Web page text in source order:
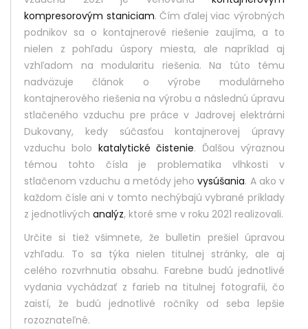
kompresorovým staniciam. Čím ďalej viac výrobných
podnikov sa o kontajnerové riešenie zaujíma, a to
nielen z pohľadu úspory miesta, ale napríklad aj
vzhľadom na modularitu riešenia. Na túto tému
nadväzuje článok o výrobe modulárneho
kontajnerového riešenia na výrobu a následnú úpravu
stlačeného vzduchu pre práce v Jadrovej elektrárni
Dukovany, kedy súčasťou kontajnerovej úpravy
vzduchu bolo katalytické čistenie. Ďalšou výraznou
témou tohto čísla je problematika vlhkosti v
stlačenom vzduchu a metódy jehovysúšania. A ako v
každom čísle ani v tomto nechýbajú vybrané príklady
z jednotlivých analýz, ktoré sme v roku 2021 realizovali.
Určite si tiež všimnete, že bulletin prešiel úpravou
vzhľadu. To sa týka nielen titulnej stránky, ale aj
celého rozvrhnutia obsahu. Farebne budú jednotlivé
vydania vychádzať z farieb na titulnej fotografii, čo
zaistí, že budú jednotlivé ročníky od seba lepšie
rozoznateľné.